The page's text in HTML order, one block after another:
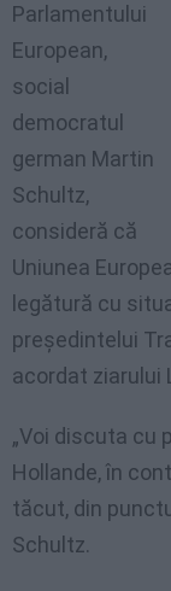
Parlamentului
European,
social
democratul
german Martin
Schultz,
consideră că
Uniunea
legătură cu
preşedintelui
acordat ziarului
„Voi discuta cu
Hollande, în
tăcut, din
Schultz.